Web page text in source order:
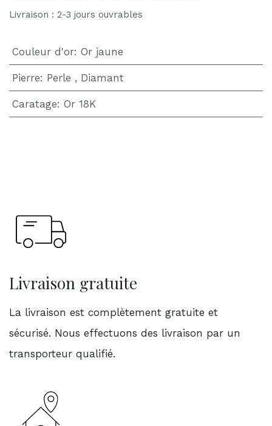
Livraison : 2-3 jours ouvrables
Couleur d'or: Or jaune
Pierre: Perle , Diamant
Caratage: Or 18K
Livraison gratuite
La livraison est complètement gratuite et
sécurisé. Nous effectuons des livraison par un
transporteur qualifié.